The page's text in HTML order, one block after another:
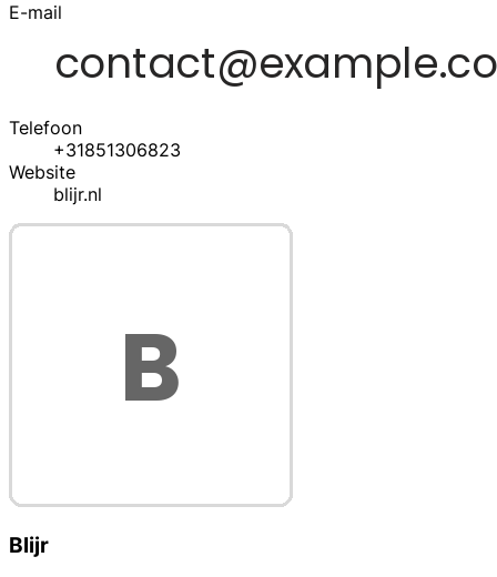
E-mail
Telefoon
+31851306823
Website
blijr.nl
Blijr